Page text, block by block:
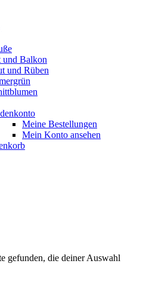
und Balkon
und Rüben
Meine Bestellungen
Mein Konto ansehen
gefunden, die deiner Auswahl